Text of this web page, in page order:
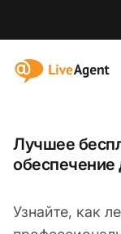
:site.title
Лучшее
обеспечение
Узнайте, как